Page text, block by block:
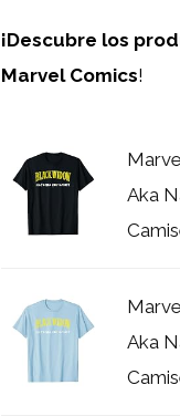
¡Descubre los
Marvel Comics!
Aka
Aka